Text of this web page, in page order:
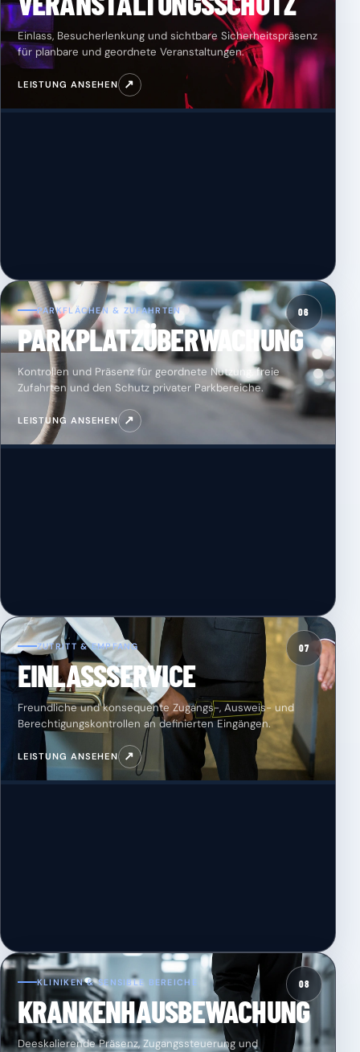
Einlass, Besucherlenkung und sichtbare Sicherheitspräsenz
für planbare und geordnete Veranstaltungen.
LEISTUNG ANSEHEN ↗
06
PARKFLÄCHEN & ZUFAHRTEN
PARKPLATZÜBERWACHUNG
Kontrollen und Präsenz für geordnete Nutzung, freie
Zufahrten und den Schutz privater Parkbereiche.
LEISTUNG ANSEHEN ↗
07
ZUTRITT & EMPFANG
EINLASSSERVICE
Freundliche und konsequente Zugangs-, Ausweis- und
Berechtigungskontrollen an definierten Eingängen.
LEISTUNG ANSEHEN ↗
08
KLINIKEN & SENSIBLE BEREICHE
KRANKENHAUSBEWACHUNG
Deeskalierende Präsenz, Zugangssteuerung und